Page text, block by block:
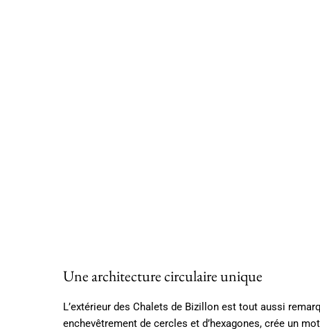
Une architecture circulaire unique
L’extérieur des Chalets de Bizillon est tout aussi
enchevêtrement de cercles et d’hexagones, crée un